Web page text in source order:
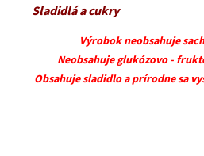
Sladidlá a cukry
Výrobok neobsahuje
Neobsahuje glukózovo -
Obsahuje sladidlo a prírodne sa